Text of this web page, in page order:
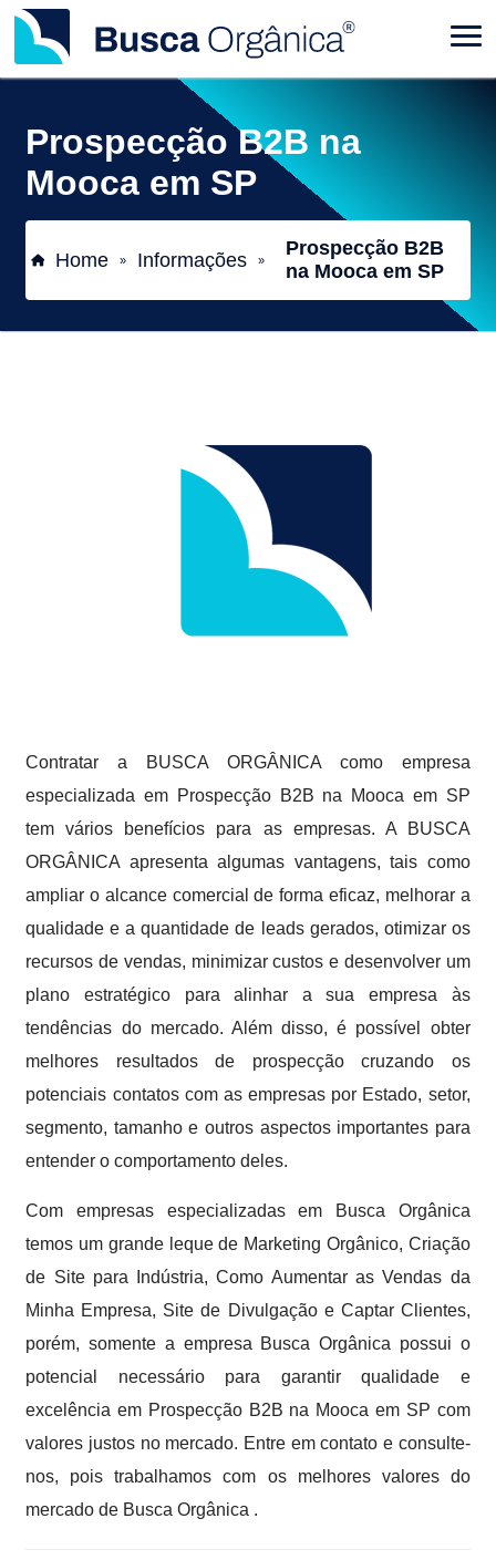
Prospecção B2B na
Mooca em SP
Home » Informações »
Prospecção B2B
na Mooca em SP
Contratar a BUSCA ORGÂNICA como empresa
especializada em Prospecção B2B na Mooca em SP
tem vários benefícios para as empresas. A BUSCA
ORGÂNICA apresenta algumas vantagens, tais como
ampliar o alcance comercial de forma eficaz, melhorar a
qualidade e a quantidade de leads gerados, otimizar os
recursos de vendas, minimizar custos e desenvolver um
plano estratégico para alinhar a sua empresa às
tendências do mercado. Além disso, é possível obter
melhores resultados de prospecção cruzando os
potenciais contatos com as empresas por Estado, setor,
segmento, tamanho e outros aspectos importantes para
entender o comportamento deles.
Com empresas especializadas em Busca Orgânica
temos um grande leque de Marketing Orgânico, Criação
de Site para Indústria, Como Aumentar as Vendas da
Minha Empresa, Site de Divulgação e Captar Clientes,
porém, somente a empresa Busca Orgânica possui o
potencial necessário para garantir qualidade e
excelência em Prospecção B2B na Mooca em SP com
valores justos no mercado. Entre em contato e consulte-
nos, pois trabalhamos com os melhores valores do
mercado de Busca Orgânica .